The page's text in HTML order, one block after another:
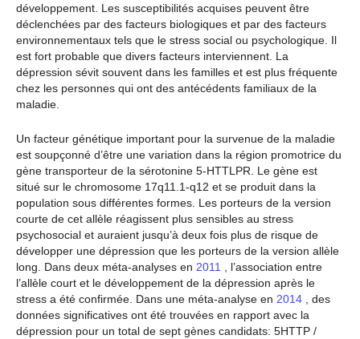
développement. Les susceptibilités acquises peuvent être
déclenchées par des facteurs biologiques et par des facteurs
environnementaux tels que le stress social ou psychologique. Il
est fort probable que divers facteurs interviennent. La
dépression sévit souvent dans les familles et est plus fréquente
chez les personnes qui ont des antécédents familiaux de la
maladie.
Un facteur génétique important pour la survenue de la maladie
est soupçonné d’être une variation dans la région promotrice du
gène transporteur de la sérotonine 5-HTTLPR. Le gène est
situé sur le chromosome 17q11.1-q12 et se produit dans la
population sous différentes formes. Les porteurs de la version
courte de cet allèle réagissent plus sensibles au stress
psychosocial et auraient jusqu’à deux fois plus de risque de
développer une dépression que les porteurs de la version allèle
long. Dans deux méta-analyses en 2011
, l’association entre
l’allèle court et le développement de la dépression après le
stress a été confirmée. Dans une méta-analyse en 2014 , des
données significatives ont été trouvées en rapport avec la
dépression pour un total de sept gènes candidats: 5HTTP /